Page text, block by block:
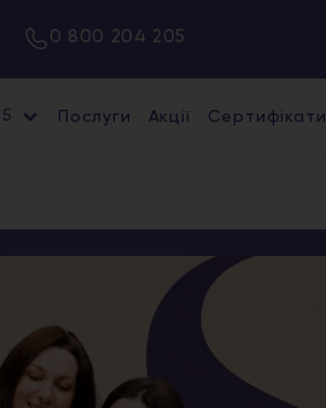
0 800 204 205
Послуги Акції Сертифікати